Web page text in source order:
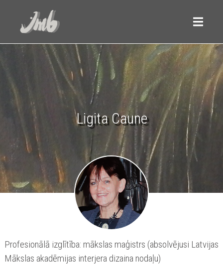
Ligita Caune
Profesionālā izglītība: mākslas maģistrs (absolvējusi Latvijas
Mākslas akadēmijas interjera dizaina nodaļu)